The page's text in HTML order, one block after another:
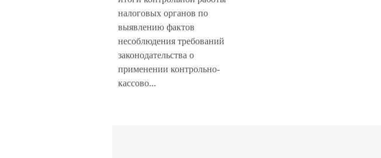
налоговых органов по
выявлению фактов
несоблюдения требований
законодательства о
применении контрольно-
кассово...